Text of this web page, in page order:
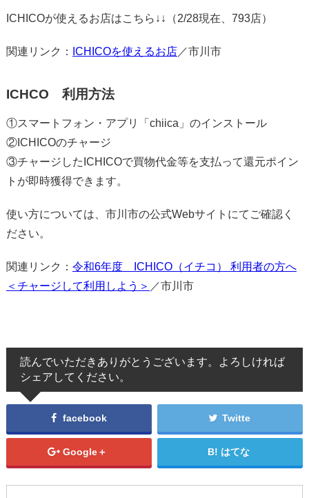
ICHICOが使えるお店はこちら↓↓（2/28現在、793店）
関連リンク： ICHICOを使えるお店／市川市
ICHCO 利用方法
①スマートフォン・アプリ「chiica」のインストール
②ICHICOのチャージ
③チャージしたICHICOで買物代金等を支払って還元ポイン
トが即時獲得できます。
使い方については、市川市の公式Webサイトにてご確認く
ださい。
関連リンク： 令和6年度 ICHICO（イチコ） 利用者の方へ
＜チャージして利用しよう＞ ／市川市
読んでいただきありがとうございます。よろしければ
シェアしてください。
facebook Twitte
Google＋ はてな